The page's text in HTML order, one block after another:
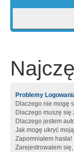
Problemy
Dlaczego nie mogę
Dlaczego muszę się
Dlaczego jestem
Jak mogę ukryć
Zapomniałem hasła!
Zarejestrowałem